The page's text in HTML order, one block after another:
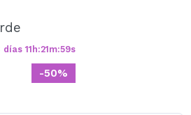
podrás realizar
revisar el estado de tus
días 11 h:21m:59s
-50%